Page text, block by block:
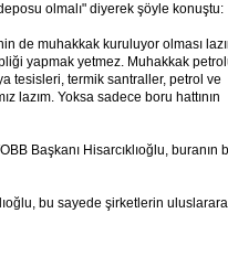
olmalı" diyerek şöyle konuştu:
de muhakkak kuruluyor olması
yapmak yetmez. Muhakkak
tesisleri, termik santraller, petrol ve
lazım. Yoksa sadece boru hattının
Başkanı Hisarcıklıoğlu, buranın
bu sayede şirketlerin